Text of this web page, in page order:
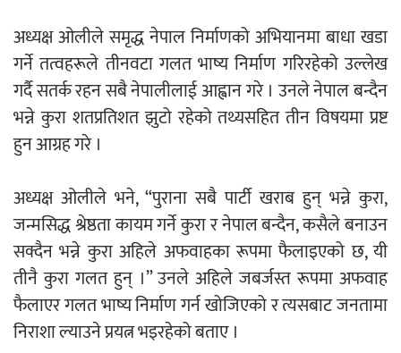
निर्धारित ठाउँमा राजर्षिजनक विश्वविद्यालय
भवन बनाउन उपकुलपतिद्वारा आनाकानी
अध्यक्ष ओलीले समृद्ध नेपाल निर्माणको अभियानमा बाधा खडा
गर्ने तत्वहरूले तीनवटा गलत भाष्य निर्माण गरिरहेको उल्लेख
गर्दै सतर्क रहन सबै नेपालीलाई आह्वान गरे । उनले नेपाल बन्दैन
भन्ने कुरा शतप्रतिशत झुटो रहेको तथ्यसहित तीन विषयमा प्रष्ट
हुन आग्रह गरे ।
अध्यक्ष ओलीले भने, “पुराना सबै पार्टी खराब हुन् भन्ने कुरा,
जन्मसिद्ध श्रेष्ठता कायम गर्ने कुरा र नेपाल बन्दैन, कसैले बनाउन
सक्दैन भन्ने कुरा अहिले अफवाहका रूपमा फैलाइएको छ, यी
तीनै कुरा गलत हुन् ।” उनले अहिले जबर्जस्त रूपमा अफवाह
फैलाएर गलत भाष्य निर्माण गर्न खोजिएको र त्यसबाट जनतामा
निराशा ल्याउने प्रयत्न भइरहेको बताए ।